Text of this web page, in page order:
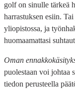
golf on sinulle tärkeä
harrastuksen esiin.
yliopistossa, ja
huomaamattasi
Oman
puolestaan voi johtaa
tiedon perusteella